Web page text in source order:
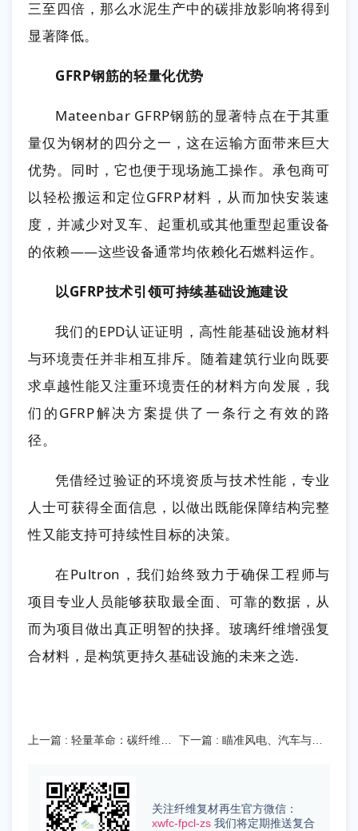
三至四倍，那么水泥生产中的碳排放影响将得到
显著降低。
GFRP钢筋的轻量化优势
Mateenbar GFRP钢筋的显著特点在于其重
量仅为钢材的四分之一，这在运输方面带来巨大
优势。同时，它也便于现场施工操作。承包商可
以轻松搬运和定位GFRP材料，从而加快安装速
度，并减少对叉车、起重机或其他重型起重设备
的依赖——这些设备通常均依赖化石燃料运作。
以GFRP技术引领可持续基础设施建设
我们的EPD认证证明，高性能基础设施材料
与环境责任并非相互排斥。随着建筑行业向既要
求卓越性能又注重环境责任的材料方向发展，我
们的GFRP解决方案提供了一条行之有效的路
径。
凭借经过验证的环境资质与技术性能，专业
人士可获得全面信息，以做出既能保障结构完整
性又能支持可持续性目标的决策。
在Pultron，我们始终致力于确保工程师与
项目专业人员能够获取最全面、可靠的数据，从
而为项目做出真正明智的抉择。玻璃纤维增强复
合材料，是构筑更持久基础设施的未来之选.
上一篇 : 轻量革命：碳纤维底
下一篇 : 瞄准风电、汽车与航
关注纤维复材再生官方微信：
xwfc-fpcl-zs 我们将定期推送复合